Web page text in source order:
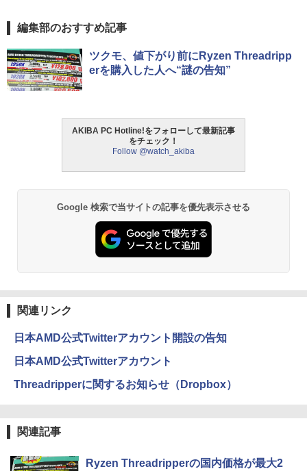
編集部のおすすめ記事
ツクモ、値下がり前にRyzen Threadripp
erを購入した人へ“謎の告知”
AKIBA PC Hotline!をフォローして最新記事
をチェック！
Follow @watch_akiba
Google 検索で当サイトの記事を優先表示させる
関連リンク
日本AMD公式Twitterアカウント開設の告知
日本AMD公式Twitterアカウント
Threadripperに関するお知らせ（Dropbox）
関連記事
Ryzen Threadripperの国内価格が最大2